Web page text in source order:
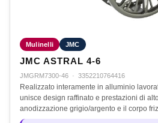
Mulinelli JMC
JMC ASTRAL 4-6
JMGRM7300-46 · 3352210764416
Realizzato interamente in alluminio
unisce design raffinato e prestazioni di
anodizzazione grigio/argento e il corpo